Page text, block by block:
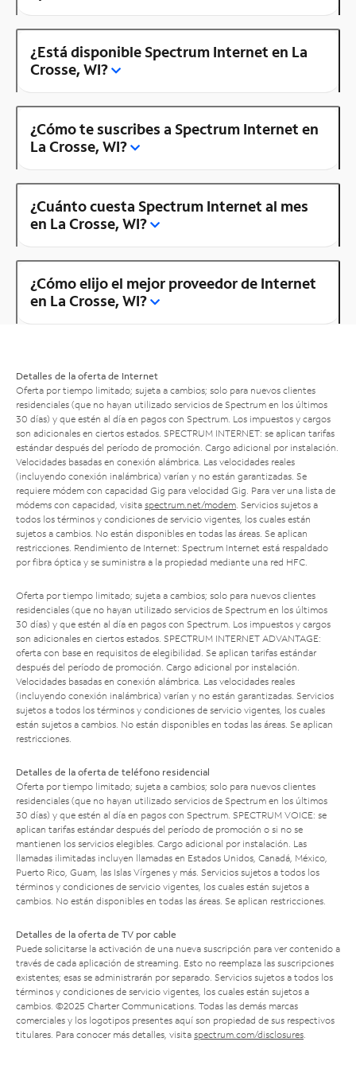
¿Está disponible Spectrum Internet en La
Crosse, WI?
¿Cómo te suscribes a Spectrum Internet en
La Crosse, WI?
¿Cuánto cuesta Spectrum Internet al mes
en La Crosse, WI?
¿Cómo elijo el mejor proveedor de Internet
en La Crosse, WI?
Detalles de la oferta de Internet
Oferta por tiempo limitado; sujeta a cambios; solo para nuevos clientes
residenciales (que no hayan utilizado servicios de Spectrum en los últimos
30 días) y que estén al día en pagos con Spectrum. Los impuestos y cargos
son adicionales en ciertos estados. SPECTRUM INTERNET: se aplican tarifas
estándar después del período de promoción. Cargo adicional por instalación.
Velocidades basadas en conexión alámbrica. Las velocidades reales
(incluyendo conexión inalámbrica) varían y no están garantizadas. Se
requiere módem con capacidad Gig para velocidad Gig. Para ver una lista de
módems con capacidad, visita spectrum.net/modem . Servicios sujetos a
todos los términos y condiciones de servicio vigentes, los cuales están
sujetos a cambios. No están disponibles en todas las áreas. Se aplican
restricciones. Rendimiento de Internet: Spectrum Internet está respaldado
por fibra óptica y se suministra a la propiedad mediante una red HFC.
Oferta por tiempo limitado; sujeta a cambios; solo para nuevos clientes
residenciales (que no hayan utilizado servicios de Spectrum en los últimos
30 días) y que estén al día en pagos con Spectrum. Los impuestos y cargos
son adicionales en ciertos estados. SPECTRUM INTERNET ADVANTAGE:
oferta con base en requisitos de elegibilidad. Se aplican tarifas estándar
después del período de promoción. Cargo adicional por instalación.
Velocidades basadas en conexión alámbrica. Las velocidades reales
(incluyendo conexión inalámbrica) varían y no están garantizadas. Servicios
sujetos a todos los términos y condiciones de servicio vigentes, los cuales
están sujetos a cambios. No están disponibles en todas las áreas. Se aplican
restricciones.
Detalles de la oferta de teléfono residencial
Oferta por tiempo limitado; sujeta a cambios; solo para nuevos clientes
residenciales (que no hayan utilizado servicios de Spectrum en los últimos
30 días) y que estén al día en pagos con Spectrum. SPECTRUM VOICE: se
aplican tarifas estándar después del período de promoción o si no se
mantienen los servicios elegibles. Cargo adicional por instalación. Las
llamadas ilimitadas incluyen llamadas en Estados Unidos, Canadá, México,
Puerto Rico, Guam, las Islas Vírgenes y más. Servicios sujetos a todos los
términos y condiciones de servicio vigentes, los cuales están sujetos a
cambios. No están disponibles en todas las áreas. Se aplican restricciones.
Detalles de la oferta de TV por cable
Puede solicitarse la activación de una nueva suscripción para ver contenido a
través de cada aplicación de streaming. Esto no reemplaza las suscripciones
existentes; esas se administrarán por separado. Servicios sujetos a todos los
términos y condiciones de servicio vigentes, los cuales están sujetos a
cambios. ©2025 Charter Communications. Todas las demás marcas
comerciales y los logotipos presentes aquí son propiedad de sus respectivos
titulares. Para conocer más detalles, visita spectrum.com/disclosures